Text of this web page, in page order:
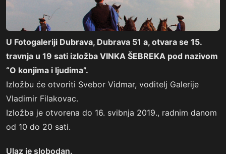
U Fotogaleriji Dubrava, Dubrava 51 a, otvara se 15.
travnja u 19 sati izložba VINKA ŠEBREKA pod nazivom
“O konjima i ljudima”.
Izložbu će otvoriti Svebor Vidmar, voditelj Galerije
Vladimir Filakovac.
Izložba je otvorena do 16. svibnja 2019., radnim danom
od 10 do 20 sati.
Ulaz je slobodan.